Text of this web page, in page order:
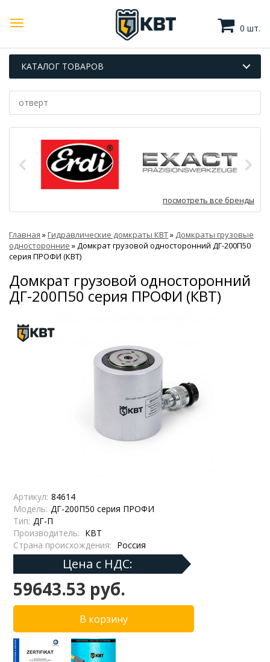
0 шт.
КАТАЛОГ ТОВАРОВ
посмотреть все бренды
Главная »Гидравлические домкраты КВТ» Домкраты грузовые
односторонние » Домкрат грузовой односторонний ДГ-200П50
серия ПРОФИ (КВТ)
Домкрат грузовой односторонний
ДГ-200П50 серия ПРОФИ (КВТ)
Артикул: 84614
Модель: ДГ-200П50 серия ПРОФИ
Тип: ДГ-П
Производитель: КВТ
Страна происхождения: Россия
Цена с НДС:
59643.53 руб.